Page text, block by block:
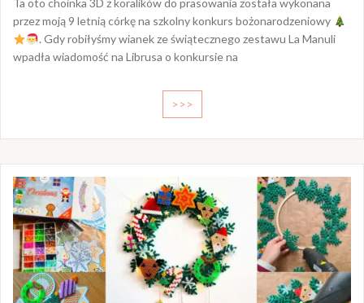
Ta oto choinka 3D z koralików do prasowania została wykonana
przez moją 9 letnią córkę na szkolny konkurs bożonarodzeniowy
. Gdy robiłyśmy wianek ze świątecznego zestawu La Manuli
wpadła wiadomość na Librusa o konkursie na
>>>